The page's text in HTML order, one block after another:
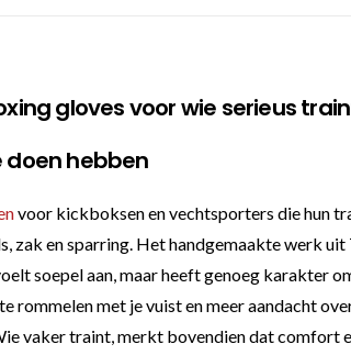
gloves voor wie serieus
hebben
voor kickboksen en vechtsporters die hun
zak en sparring. Het handgemaakte werk
soepel aan, maar heeft genoeg karakter
rommelen met je vuist en meer aandacht
vaker traint, merkt bovendien dat